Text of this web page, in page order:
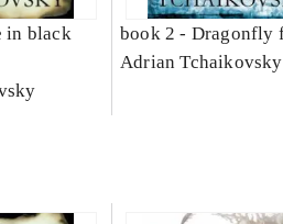
in black
book 2 - Dragonfly
Adrian Tchaikovsky